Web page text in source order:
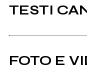
TESTI
Album: Raudo
FOTO E